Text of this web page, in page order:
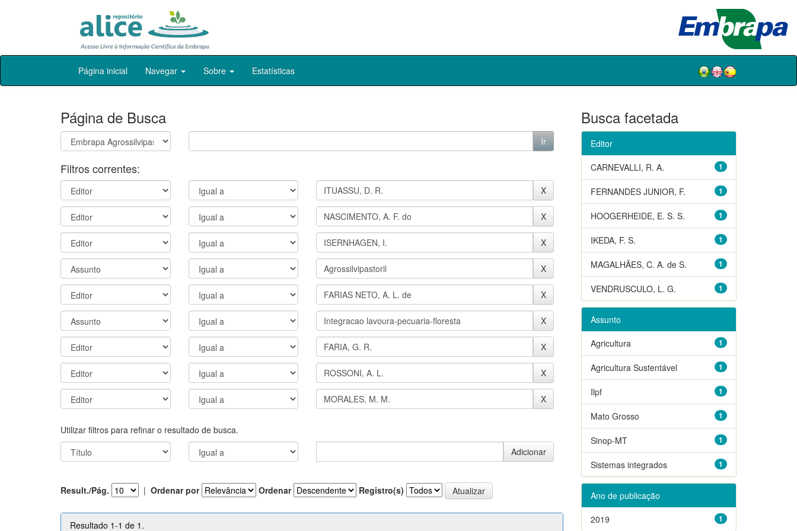
Skip
Página inicial Navegar Sobre Estatísticas
Página de Busca
Filtros correntes:
Utilizar filtros para refinar o resultado de busca.
Result./Pág. | Ordenar por Ordenar Registro(s)
Resultado 1-1 de 1.
Busca facetada
Editor
1
CARNEVALLI, R. A.
1
FERNANDES JUNIOR, F.
1
HOOGERHEIDE, E. S. S.
1
IKEDA, F. S.
1
MAGALHÃES, C. A. de S.
1
VENDRUSCULO, L. G.
Assunto
1
Agricultura
1
Agricultura Sustentável
1
Ilpf
1
Mato Grosso
1
Sinop-MT
1
Sistemas integrados
Ano de publicação
1
2019